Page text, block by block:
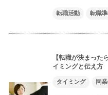
転職活動 転職
【転職が決まった
イミングと伝え方
タイミング 同